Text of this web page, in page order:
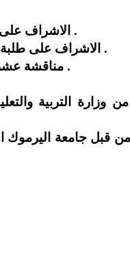
•الاشراف على طلبة الماجستير في كلية التربية الرياضية \ماجستير تربية في جامعة اليرموك .
•الاشراف على طلبة الماجستير في جامعة مؤته والجامعة الاردنية وجامعة عمان للدراسات العلمية .
•مناقشة عشرات الطلبة ماجستير ودكتوراه في مختلف الجامعات الاردنية الرسمية والاهلية .
من وزارة التربية
من قبل جامعة اليرموك